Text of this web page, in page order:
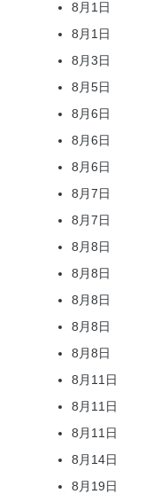
8月1日
8月1日
8月3日
8月5日
8月6日
8月6日
8月6日
8月7日
8月7日
8月8日
8月8日
8月8日
8月8日
8月8日
8月11日
8月11日
8月11日
8月14日
8月19日